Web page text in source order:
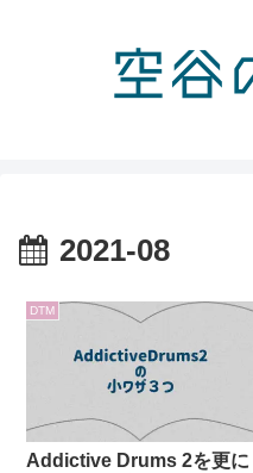
2021-08
DTM
Addictive Drums 2を更に